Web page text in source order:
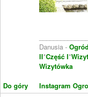
Do góry
Danusia -
II*Część I*
Wizytówka
Instagram